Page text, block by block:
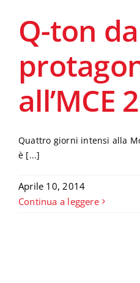
Q-ton da
all’MCE
Quattro giorni intensi alla
è [...]
Aprile 10, 2014
Continua a leggere